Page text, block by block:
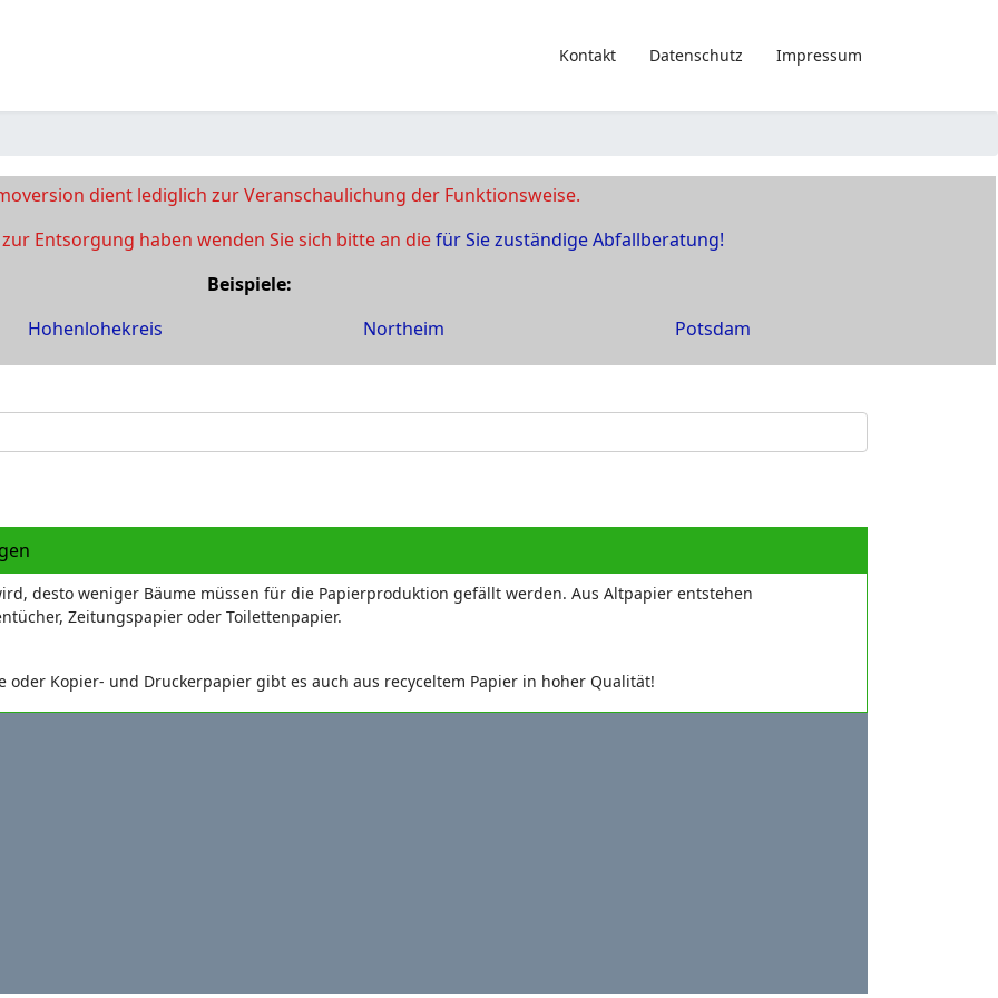
Kontakt Datenschutz Impressum
dient lediglich zur Veranschaulichung der Funktionsweise.
Entsorgung haben wenden Sie sich bitte an diefür Sie zuständige Abfallberatung!
Beispiele:
Hohenlohekreis Northeim Potsdam
desto weniger Bäume müssen für die Papierproduktion gefällt werden. Aus Altpapier entstehen
Zeitungspapier oder Toilettenpapier.
oder Kopier- und Druckerpapier gibt es auch aus recyceltem Papier in hoher Qualität!
zur Entleerung bereit zu stellen.